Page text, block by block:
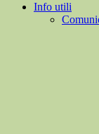
Info utili